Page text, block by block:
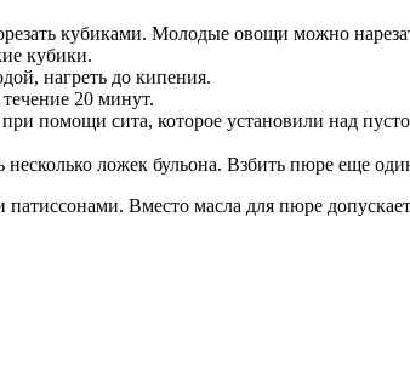
кубиками. Молодые овощи можно
кубики.
нагреть до кипения.
20 минут.
помощи сита, которое установили над
ложек бульона. Взбить пюре еще
Вместо масла для пюре